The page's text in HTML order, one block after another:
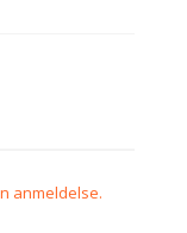
anmeldelse.